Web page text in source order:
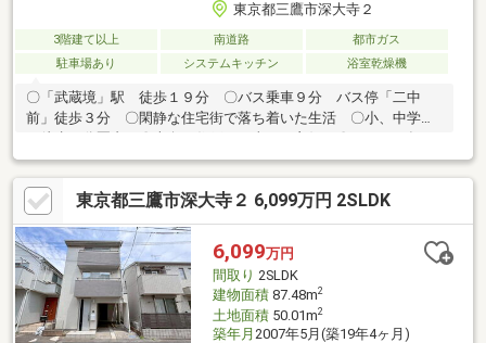
東京都三鷹市深大寺２
3階建て以上 南道路
都市ガス
駐車場あり
システムキッチン 浴室乾燥機
〇「武蔵境」駅 徒歩１９分 〇バス乗車９分 バス停「二中
前」徒歩３分 〇閑静な住宅街で落ち着いた生活 〇小、中学校
月全面リノベーション実施 〇食洗器搭載で家事ラクラク 〇
広々１８．３帖のリビング 〇リビング階段で家族交流増加 〇
サービスルームも６．５帖で居室利用可能
東京都三鷹市深大寺２ 6,099万円 2SLDK
6,099万円
間取り 2SLDK
建物面積87.48m2
土地面積50.01m2
築年月 2007年5月(築19年4ヶ月)